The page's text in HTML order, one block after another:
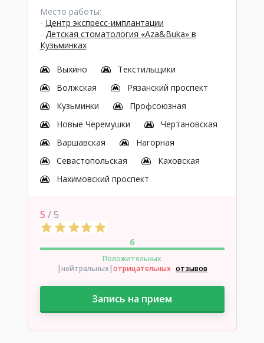
Место работы:
- Центр экспресс-имплантации
- Детская стоматология «Aza&Buka» в
Кузьминках
Выхино
Текстильщики
Волжская
Рязанский проспект
Кузьминки
Профсоюзная
Новые Черемушки
Чертановская
Варшавская
Нагорная
Севастопольская
Каховская
Нахимовский проспект
5 / 5
6
Положительных
|нейтральных|отрицательных отзывов
Запись на прием